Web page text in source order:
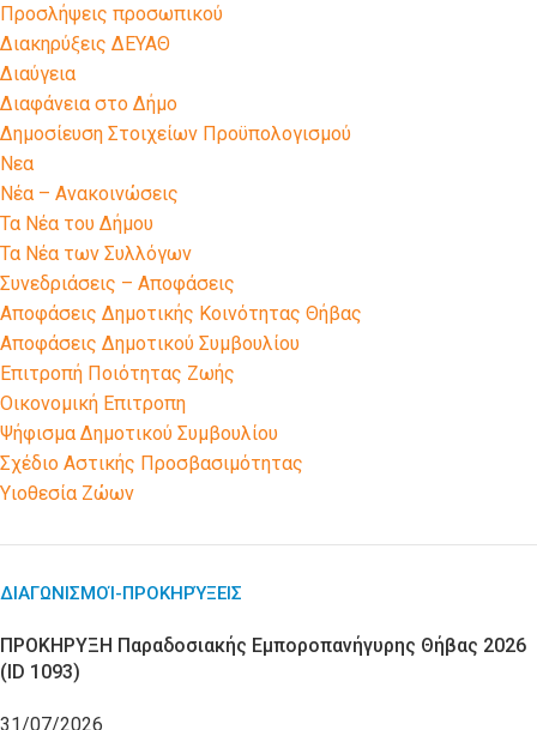
Προσλήψεις προσωπικού
Διακηρύξεις ΔΕΥΑΘ
Διαύγεια
Διαφάνεια στο Δήμο
Δημοσίευση Στοιχείων Προϋπολογισμού
Νεα
Νέα – Ανακοινώσεις
Τα Νέα του Δήμου
Τα Νέα των Συλλόγων
Συνεδριάσεις – Αποφάσεις
Αποφάσεις Δημοτικής Κοινότητας Θήβας
Αποφάσεις Δημοτικού Συμβουλίου
Επιτροπή Ποιότητας Ζωής
Οικονομική Επιτροπη
Ψήφισμα Δημοτικού Συμβουλίου
Σχέδιο Αστικής Προσβασιμότητας
Υιοθεσία Ζώων
ΔΙΑΓΩΝΙΣΜΟΊ-ΠΡΟΚΗΡΎΞΕΙΣ
ΠΡΟΚΗΡΥΞΗ Παραδοσιακής Εμποροπανήγυρης Θήβας 2026
(ID 1093)
31/07/2026